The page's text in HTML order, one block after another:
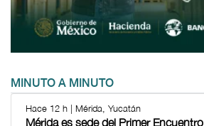
MINUTO A MINUTO
Hace 12 h | Mérida, Yucatán
Mérida es sede del Primer